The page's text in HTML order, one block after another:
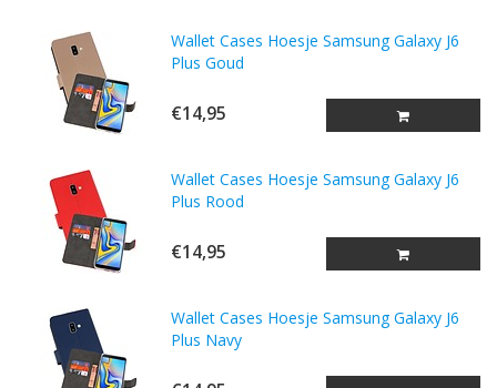
Wallet Cases Hoesje Samsung Galaxy J6
Plus Goud
€14,95
Wallet Cases Hoesje Samsung Galaxy J6
Plus Rood
€14,95
Wallet Cases Hoesje Samsung Galaxy J6
Plus Navy